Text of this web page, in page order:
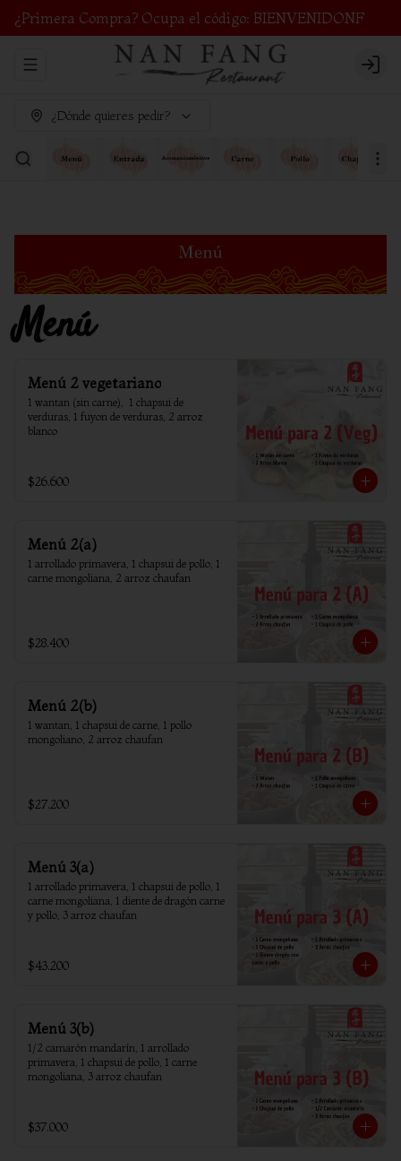
¿Primera Compra? Ocupa el código: BIENVENIDONF
Abrir menu de navegación Login
¿Dónde quieres pedir?
Menú
Menú 2 vegetariano
1 wantan (sin carne),  1 chapsui de
verduras, 1 fuyon de verduras, 2 arroz
blanco
$26.600
Menú 2(a)
1 arrollado primavera, 1 chapsui de pollo, 1
carne mongoliana, 2 arroz chaufan
$28.400
Menú 2(b)
1 wantan, 1 chapsui de carne, 1 pollo
mongoliano, 2 arroz chaufan
$27.200
Menú 3(a)
1 arrollado primavera, 1 chapsui de pollo, 1
carne mongoliana, 1 diente de dragón carne
y pollo, 3 arroz chaufan
$43.200
Menú 3(b)
1/2 camarón mandarín, 1 arrollado
primavera, 1 chapsui de pollo, 1 carne
mongoliana, 3 arroz chaufan
$37.000